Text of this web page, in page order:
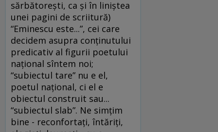
sărbătoreşti, ca şi în liniştea
unei pagini de scriitură)
“Eminescu este...”, cei care
decidem asupra conţinutului
predicativ al figurii poetului
naţional sîntem noi;
“subiectul tare” nu e el,
poetul naţional, ci el e
obiectul construit sau...
“subiectul slab”. Ne simţim
bine - reconfortaţi, întăriţi,